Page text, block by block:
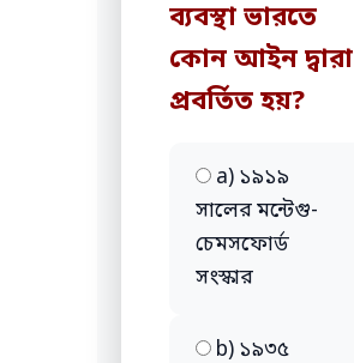
ব্যবস্থা ভারতে
কোন আইন দ্বারা
প্রবর্তিত হয়?
a) ১৯১৯
সালের মন্টেগু-
চেমসফোর্ড
সংস্কার
b) ১৯৩৫